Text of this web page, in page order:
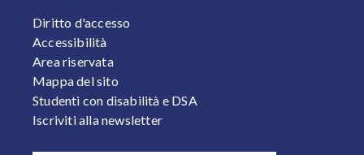
FOOTER 2
Diritto d'accesso
Accessibilità
Area riservata
Mappa del sito
Studenti con disabilità e DSA
Iscriviti alla newsletter